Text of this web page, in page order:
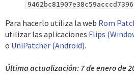
Para hacerlo utiliza la web Rom
utilizar las aplicaciones Flips
o UniPatcher (Android).
Última actualización: 7 de enero de